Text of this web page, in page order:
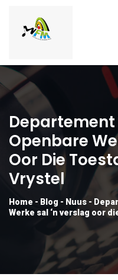
Departement
Openbare
Oor Die
Vrystel
Home - Blog - Nuus -
Werke sal ‘n verslag oor